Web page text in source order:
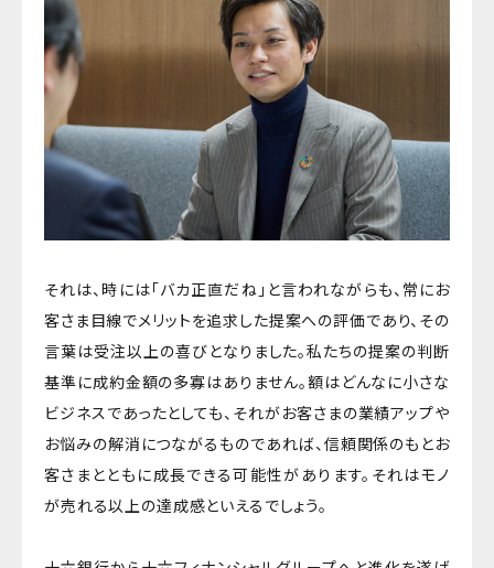
それは、時には「バカ正直だね」と言われながらも、常にお
客さま目線でメリットを追求した提案への評価であり、その
言葉は受注以上の喜びとなりました。私たちの提案の判断
基準に成約金額の多寡はありません。額はどんなに小さな
ビジネスであったとしても、それがお客さまの業績アップや
お悩みの解消につながるものであれば、信頼関係のもとお
客さまとともに成長できる可能性があります。それはモノ
が売れる以上の達成感といえるでしょう。